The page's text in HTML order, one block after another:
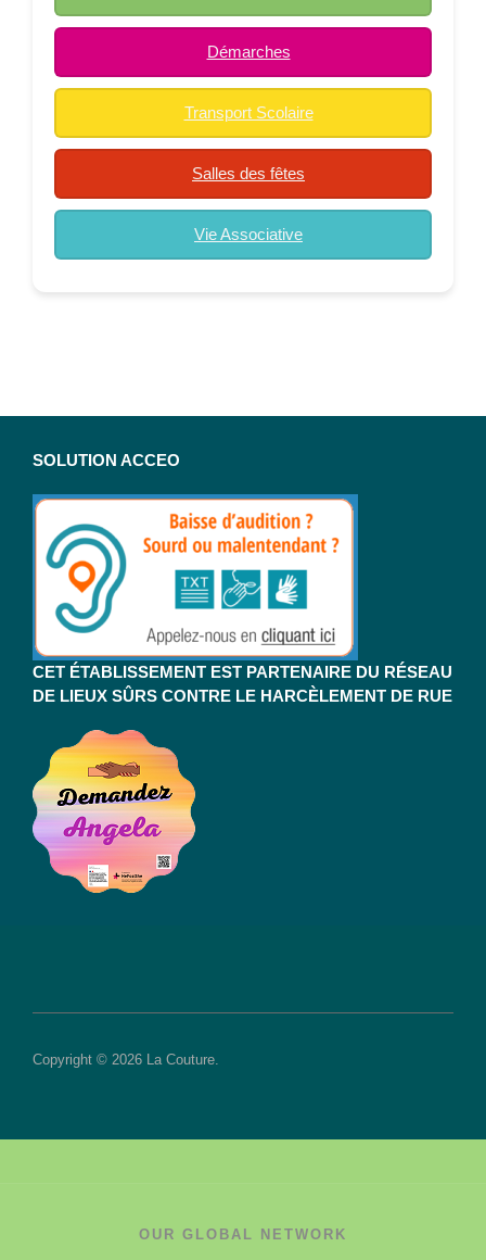
Démarches
Transport Scolaire
Salles des fêtes
Vie Associative
SOLUTION ACCEO
CET ÉTABLISSEMENT EST PARTENAIRE DU RÉSEAU
DE LIEUX SÛRS CONTRE LE HARCÈLEMENT DE RUE
Copyright © 2026 La Couture.
OUR GLOBAL NETWORK